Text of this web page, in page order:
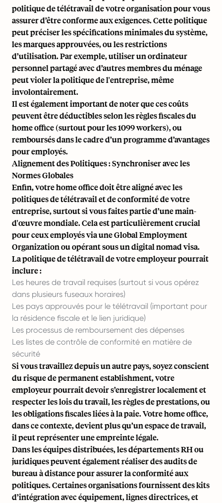
politique de télétravailde votre organisation pour vous
assurer d’être conforme aux exigences. Cette politique
peut préciser les spécifications minimales du système,
les marques approuvées, ou les restrictions
d’utilisation. Par exemple, utiliser un ordinateur
personnel partagé avec d’autres membres du ménage
peut violer la politique de l'entreprise, même
involontairement.
Il est également important de noter que ces coûts
peuvent être déductibles selon les règles fiscales du
home office (surtout pour les1099 workers), ou
remboursés dans le cadre d’un programme d’avantages
pour employés.
Alignement des Politiques : Synchroniser avec les
Normes Globales
Enfin, votre home office doit être aligné avec les
politiques de télétravail et de conformité de votre
entreprise, surtout si vous faites partie d’une main-
d'œuvre mondiale. Cela est particulièrement crucial
pour ceux employés via une Global Employment
Organization ou opérant sous undigital nomad visa.
La politique de télétravail de votre employeur pourrait
inclure :
Les heures de travail requises (surtout si vous opérez
dans plusieurs fuseaux horaires)
Les pays approuvés pour le télétravail (important pour
la résidence fiscale et le lien juridique)
Les processus de remboursement des dépenses
Les listes de contrôle de conformité en matière de
sécurité
Si vous travaillez depuis un autre pays, soyez conscient
du risque depermanent establishment, votre
employeur pourrait devoir s’enregistrer localement et
respecter les lois du travail, les règles de prestations, ou
les obligations fiscales liées à la paie. Votre home office,
dans ce contexte, devient plus qu’un espace de travail,
il peut représenter une empreinte légale.
Dans les équipes distribuées, les départements RH ou
juridiques peuvent également réaliser desaudits de
bureau à distancepour assurer la conformité aux
politiques. Certaines organisations fournissent des kits
d’intégration avec équipement, lignes directrices, et